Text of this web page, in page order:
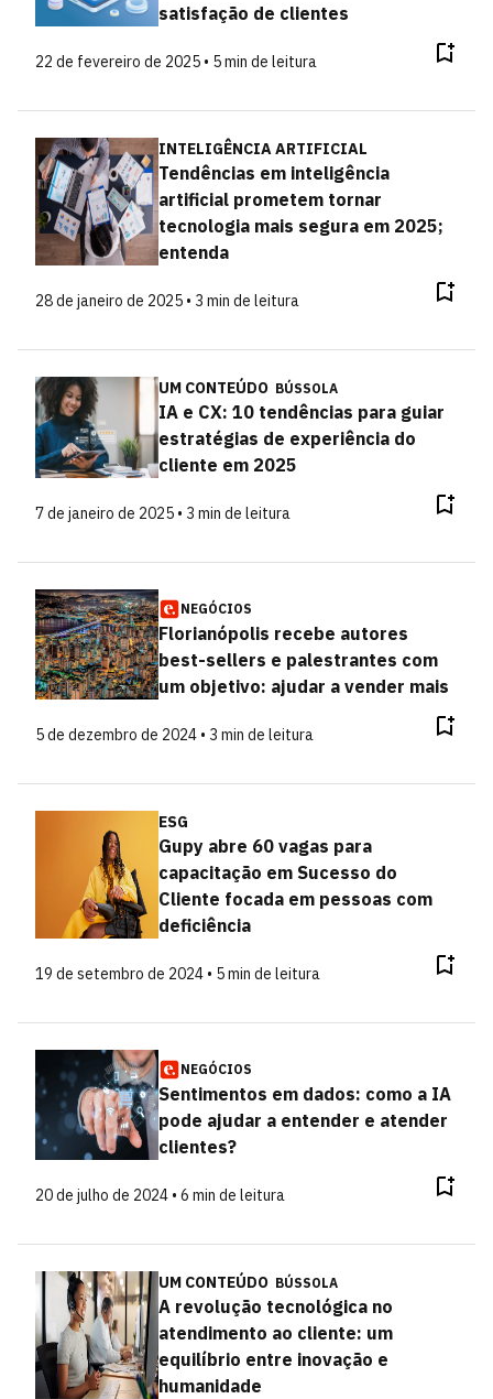
satisfação de clientes
22 de fevereiro de 2025 • 5 min de leitura
INTELIGÊNCIA ARTIFICIAL
Tendências em inteligência
artificial prometem tornar
tecnologia mais segura em 2025;
entenda
28 de janeiro de 2025 • 3 min de leitura
UM CONTEÚDO BÚSSOLA
IA e CX: 10 tendências para guiar
estratégias de experiência do
cliente em 2025
7 de janeiro de 2025 • 3 min de leitura
NEGÓCIOS
Florianópolis recebe autores
best-sellers e palestrantes com
um objetivo: ajudar a vender mais
5 de dezembro de 2024 • 3 min de leitura
ESG
Gupy abre 60 vagas para
capacitação em Sucesso do
Cliente focada em pessoas com
deficiência
19 de setembro de 2024 • 5 min de leitura
NEGÓCIOS
Sentimentos em dados: como a IA
pode ajudar a entender e atender
clientes?
20 de julho de 2024 • 6 min de leitura
UM CONTEÚDO BÚSSOLA
A revolução tecnológica no
atendimento ao cliente: um
equilíbrio entre inovação e
humanidade